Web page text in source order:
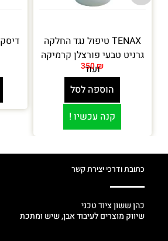
TENAX טיפול נגד החלקה
גרניט טבעי פורצלן קרמיקה
ועוד
350₪
הוספה לסל
קנה עכשיו !
כתובת ודרכי יצירת קשר
כהן ששון ציוד טכני
שיווק מוצרים לעיבוד אבן, שיש ומתכת